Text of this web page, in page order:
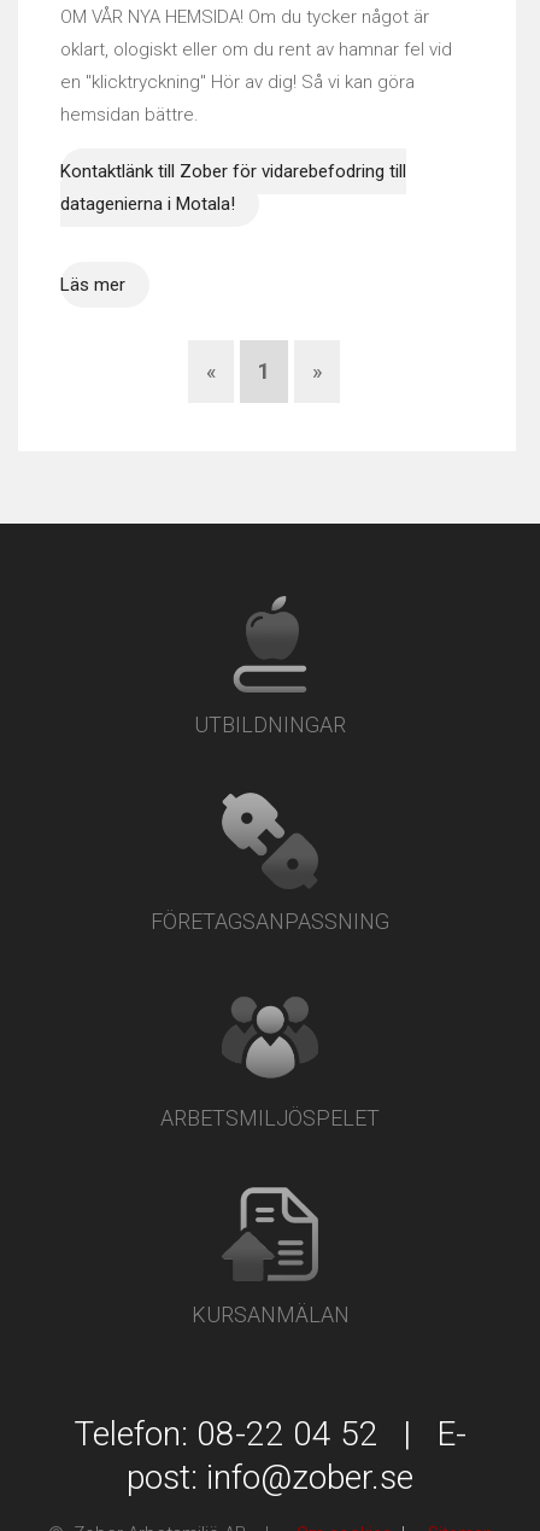
OM VÅR NYA HEMSIDA! Om du tycker något är
oklart, ologiskt eller om du rent av hamnar fel vid
en "klicktryckning" Hör av dig! Så vi kan göra
hemsidan bättre.
Kontaktlänk till Zober för vidarebefodring till
datagenierna i Motala!
Läs mer
« 1 »
UTBILDNINGAR
FÖRETAGSANPASSNING
ARBETSMILJÖSPELET
KURSANMÄLAN
Telefon: 08-22 04 52 | E-
post: info@zober.se